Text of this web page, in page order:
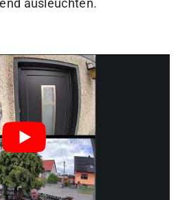
ausleuchten.